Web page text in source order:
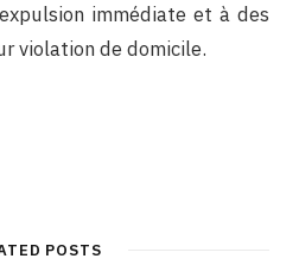
immédiate et à des
violation de domicile.
POSTS